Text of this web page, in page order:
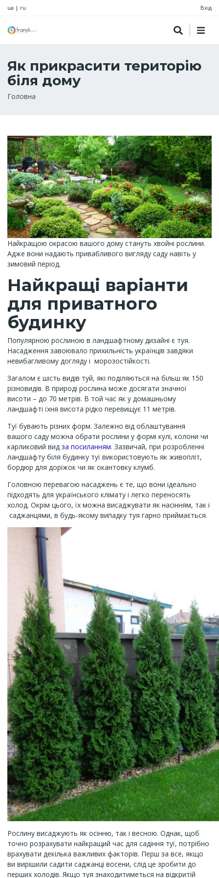
ua | ru Вхід
Як прикрасити територію
біля дому
Рядок
Головна
Найкращою окрасою вашого дому стануть хвойні рослини.
Адже вони надають привабливого вигляду саду навіть у
зимовий період.
Найкращі варіанти
для приватного
будинку
Популярною рослиною в ландшафтному дизайні є туя.
Насадження завоювало прихильність українців завдяки
невибагливому догляду і морозостійкості.
Загалом є шість видів туй, які поділяються на більш як 150
різновидів. В природі рослина може досягати значної
висоти – до 70 метрів. В той час як у домашньому
ландшафті їхня висота рідко перевищує 11 метрів.
Туї бувають різних форм. Залежно від облаштування
вашого саду можна обрати рослини у формі кулі, колони чи
карликовий вид за посиланням. Зазвичай, при розробленні
ландшафту біля будинку туї використовують як живопліт,
бордюр для доріжок чи як окантовку клумб.
Головною перевагою насаджень є те, що вони ідеально
підходять для українського клімату і легко переносять
холод. Окрім цього, їх можна висаджувати як насінням, так і
саджанцями, в будь-якому випадку туя гарно приймається.
Рослину висаджують як осінню, так і весною. Однак, щоб
точно розрахувати найкращий час для садіння туї, потрібно
врахувати декілька важливих факторів. Перш за все, якщо
ви вирішили садити саджанці восени, слід це зробити до
перших холодів. Якщо туя знаходитиметься на відкритій